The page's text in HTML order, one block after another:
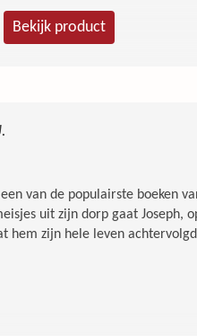
Bekijk product
van de populairste boeken
uit zijn dorp gaat Joseph,
hem zijn hele leven